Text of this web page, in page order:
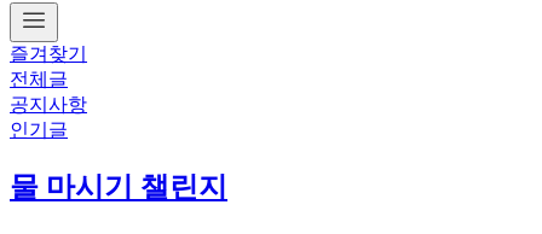
즐겨찾기
전체글
공지사항
인기글
물 마시기 챌린지